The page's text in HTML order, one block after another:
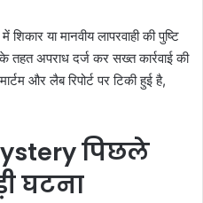
या मानवीय लापरवाही की पुष्टि
के तहत अपराध दर्ज कर सख्त कार्रवाई की
और लैब रिपोर्ट पर टिकी हुई है,
पिछले
घटना